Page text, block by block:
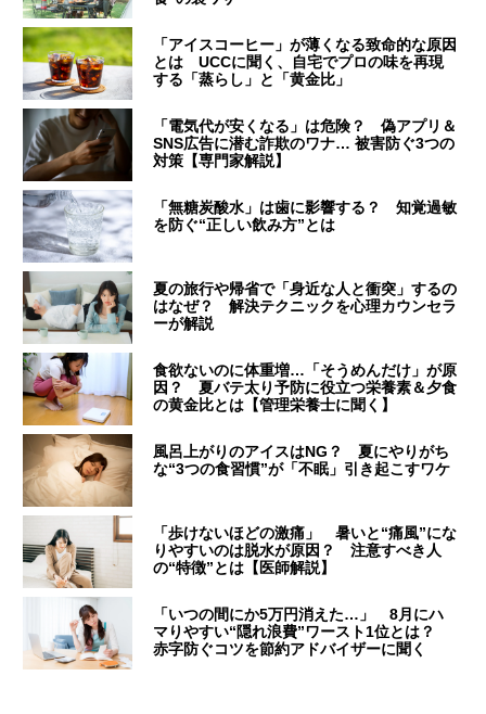
「アイスコーヒー」が薄くなる致命的な原因
とは UCCに聞く、自宅でプロの味を再現
する「蒸らし」と「黄金比」
「電気代が安くなる」は危険？ 偽アプリ＆
SNS広告に潜む詐欺のワナ… 被害防ぐ3つの
対策【専門家解説】
「無糖炭酸水」は歯に影響する？ 知覚過敏
を防ぐ“正しい飲み方”とは
夏の旅行や帰省で「身近な人と衝突」するの
はなぜ？ 解決テクニックを心理カウンセラ
ーが解説
食欲ないのに体重増…「そうめんだけ」が原
因？ 夏バテ太り予防に役立つ栄養素＆夕食
の黄金比とは【管理栄養士に聞く】
風呂上がりのアイスはNG？ 夏にやりがち
な“3つの食習慣”が「不眠」引き起こすワケ
「歩けないほどの激痛」 暑いと“痛風”にな
りやすいのは脱水が原因？ 注意すべき人
の“特徴”とは【医師解説】
「いつの間にか5万円消えた…」 8月にハ
マりやすい“隠れ浪費”ワースト1位とは？
赤字防ぐコツを節約アドバイザーに聞く